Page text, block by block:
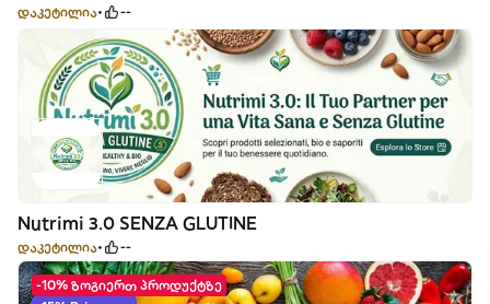
დაკეტილია --
Nutrimi 3.0 SENZA GLUTINE
დაკეტილია --
-10% ზოგიერთ პროდუქტზე